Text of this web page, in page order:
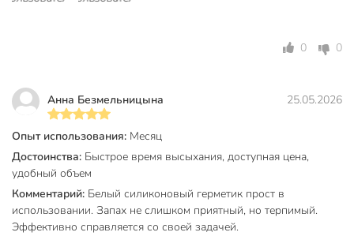
0 0
Анна Безмельницына 25.05.2026
Опыт использования: Месяц
Достоинства: Быстрое время высыхания, доступная цена,
удобный объем
Комментарий: Белый силиконовый герметик прост в
использовании. Запах не слишком приятный, но терпимый.
Эффективно справляется со своей задачей.